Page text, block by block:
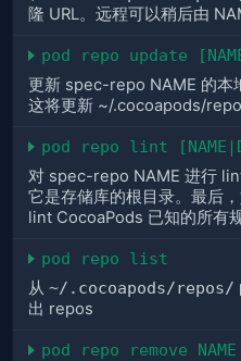
隆 URL。远程可以稍后由
pod repo update
更新 spec-repo NAME 的本
这将更新 ~/.cocoapods/
pod repo lint
对 spec-repo NAME 进行
它是存储库的根目录。最后
lint CocoaPods 已知的所有
pod repo list
从 ~/.cocoapods/repos/
出 repos
pod repo remove NAME